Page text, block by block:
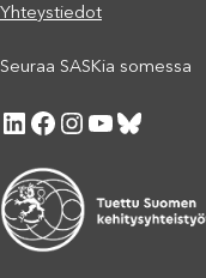
Yhteystiedot
Seuraa SASKia somessa
LinkedIn Facebook Instagram YouTube Bluesky